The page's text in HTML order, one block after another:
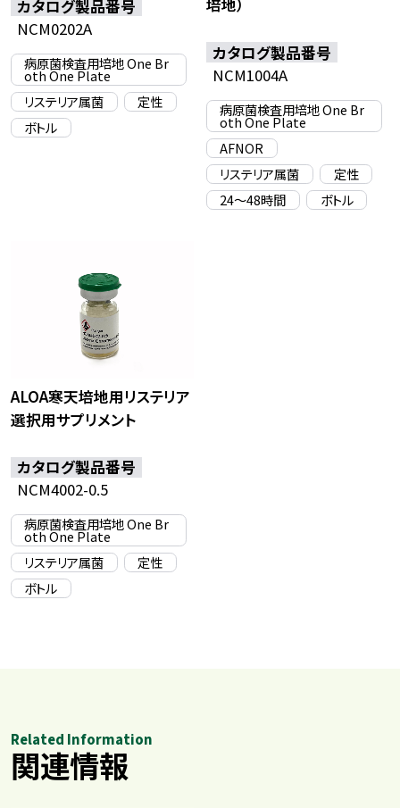
カタログ製品番号
NCM0202A
病原菌検査用培地 One Br
oth One Plate
リステリア属菌
定性
ボトル
培地）
カタログ製品番号
NCM1004A
病原菌検査用培地 One Br
oth One Plate
AFNOR
リステリア属菌
定性
24〜48時間
ボトル
ALOA寒天培地用リステリア
選択用サプリメント
カタログ製品番号
NCM4002-0.5
病原菌検査用培地 One Br
oth One Plate
リステリア属菌
定性
ボトル
Related Information
関連情報